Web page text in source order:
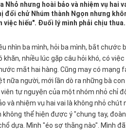
Nhỏ nhưng hoài bảo và nhiệm vụ hai
đổi chử Nhúm thành Ngọn nhưng
hiếu". Đuối lý mình phải chịu
nhìn ba mình, hỏi ba mình, bắt chước
nhiều lúc gặp câu hỏi khó, có
mắt hai hàng. Cũng may có mạng
nữa người, mới lần dò ra những bà
tự nguyện của một nhóm nhỏ chỉ
và nhiệm vụ hai vai là không nhỏ chút
thể hiện được ý "chung tay,
dựa. Mình "éo sợ thằng nào". Mình đã